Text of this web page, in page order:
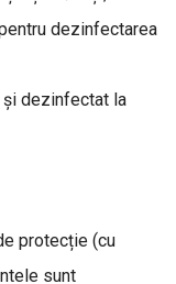
dezinfectarea
și dezinfectat la
protecție (cu
sunt